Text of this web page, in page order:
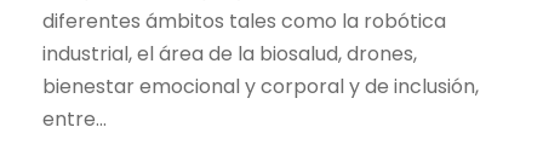
diferentes ámbitos tales como la robótica
industrial, el área de la biosalud, drones,
bienestar emocional y corporal y de inclusión,
entre...